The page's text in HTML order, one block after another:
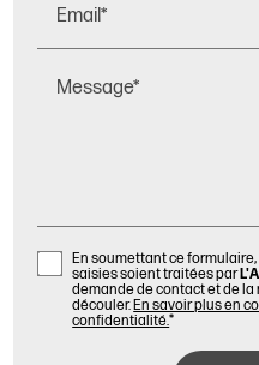
Email*
Message*
En soumettant ce
saisies soient traitées par
demande de contact et de
découler.En savoir plus en
confidentialité.*